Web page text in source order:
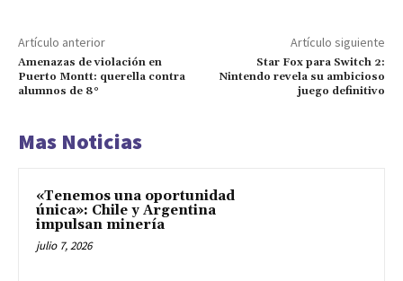
Artículo anterior
Amenazas de violación en
Puerto Montt: querella contra
alumnos de 8°
Artículo siguiente
Star Fox para Switch 2:
Nintendo revela su ambicioso
juego definitivo
Mas Noticias
«Tenemos una oportunidad
única»: Chile y Argentina
impulsan minería
julio 7, 2026